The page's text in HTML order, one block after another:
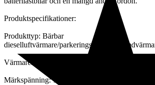
Produktspecifikationer:
Produkttyp: Bärbar
dieselluftvärmare/parkeringsvärmare/
Värmarens effekt: 8kW
Märkspänning: 12V&24V